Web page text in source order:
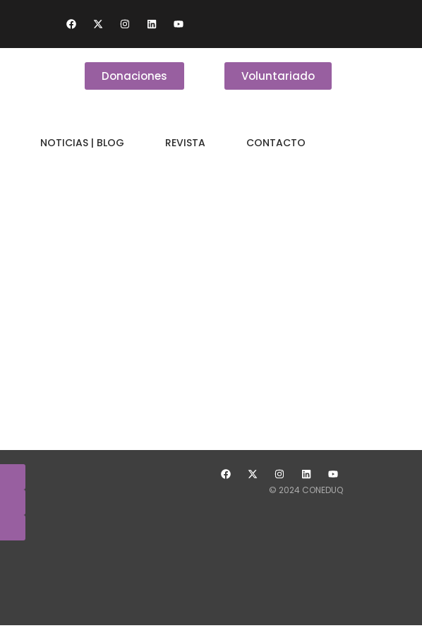
Donaciones Voluntariado
NOTICIAS | BLOG REVISTA CONTACTO
© 2024 CONEDUQ